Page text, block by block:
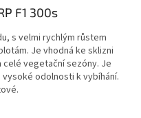
F1 300s
s velmi rychlým růstem
Je vhodná ke sklizni
vegetační sezóny. Je
odolnosti k vybíhání.